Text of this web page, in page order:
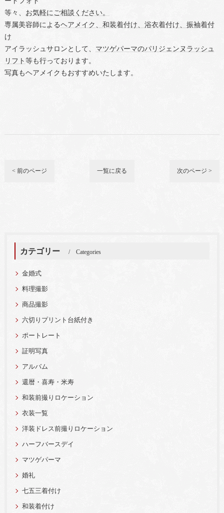
等々、 お気軽にご相談ください。
専属美容師によるヘアメイク、和装着付け、浴衣着付け、振袖着付
け
アイラッシュサロンとして、 マツゲパーマのパリジェンヌラッシュ
リフト 等も行っております。
写真もヘアメイクもおすすめいたします。
< 前のページ 一覧に戻る 次のページ >
カテゴリー Categories
金婚式
料理撮影
商品撮影
六切りプリント台紙付き
ポートレート
証明写真
アルバム
還暦・喜寿・米寿
和装前撮りロケーション
衣装一覧
洋装ドレス前撮りロケーション
ハーフバースデイ
マツゲパーマ
婚礼
七五三着付け
和装着付け